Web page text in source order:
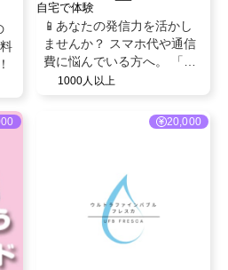
自宅で体験
📱あなたの発信力を活かし
ませんか？ スマホ代や通信
費に悩んでいる方へ。 「こ
んな方法もあるんだ！」と
1000人以上
20,000